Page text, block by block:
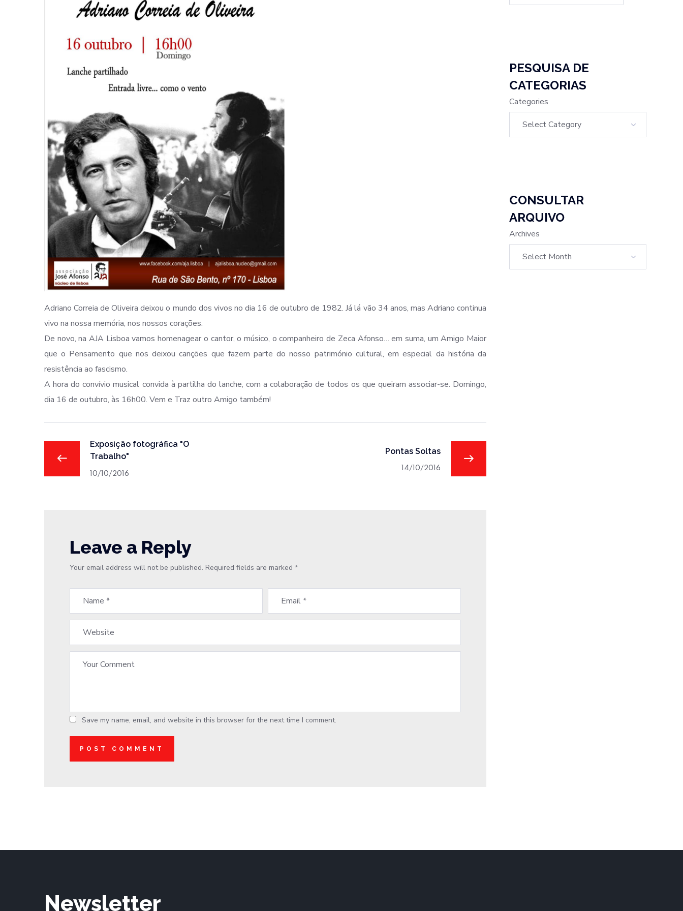
Adriano Correia de Oliveira deixou o mundo dos vivos no dia 16 de outubro de 1982. Já lá vão 34 anos, mas Adriano continua
vivo na nossa memória, nos nossos corações.
De novo, na AJA Lisboa vamos homenagear o cantor, o músico, o companheiro de Zeca Afonso… em suma, um Amigo Maior
que o Pensamento que nos deixou canções que fazem parte do nosso património cultural, em especial da história da
resistência ao fascismo.
A hora do convívio musical convida à partilha do lanche, com a colaboração de todos os que queiram associar-se. Domingo,
dia 16 de outubro, às 16h00. Vem e Traz outro Amigo também!
Exposição fotográfica "O
Trabalho"
10/10/2016
Pontas Soltas
14/10/2016
Leave a Reply
Your email address will not be published. Required fields are marked *
Save my name, email, and website in this browser for the next time I comment.
PESQUISA DE
CATEGORIAS
Categories
CONSULTAR
ARQUIVO
Archives
Newsletter